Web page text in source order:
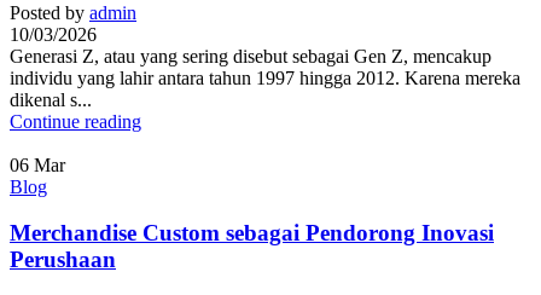
Posted by admin
10/03/2026
Generasi Z, atau yang sering disebut sebagai Gen Z, mencakup
individu yang lahir antara tahun 1997 hingga 2012. Karena mereka
dikenal s...
Continue reading
06 Mar
Blog
Merchandise Custom sebagai Pendorong Inovasi
Perushaan